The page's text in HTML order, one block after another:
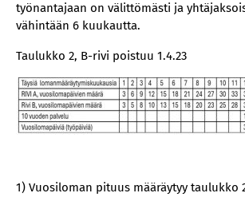
työnantajaan on välittömästi ja
vähintään 6 kuukautta.
Taulukko 2, B-rivi poistuu 1.4.23
1) Vuosiloman pituus määräytyy taulukko